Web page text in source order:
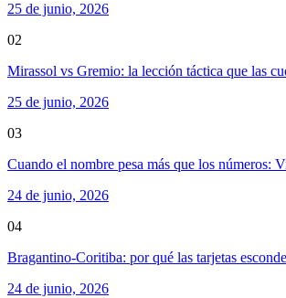
25 de junio, 2026
02
Mirassol vs Gremio: la lección táctica que las
25 de junio, 2026
03
Cuando el nombre pesa más que los números:
24 de junio, 2026
04
Bragantino-Coritiba: por qué las tarjetas
24 de junio, 2026